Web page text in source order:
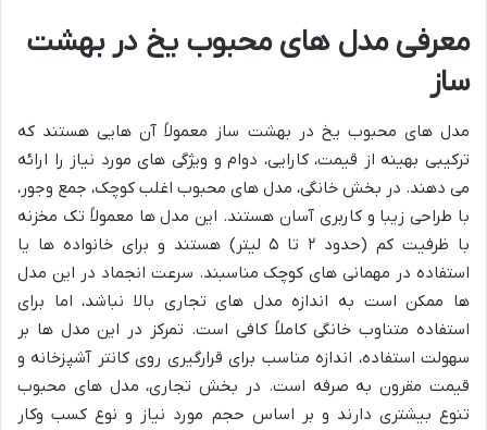
معرفی مدل های محبوب یخ در بهشت
ساز
مدل های محبوب یخ در بهشت ساز معمولاً آن هایی هستند که
ترکیبی بهینه از قیمت، کارایی، دوام و ویژگی های مورد نیاز را ارائه
می دهند. در بخش خانگی، مدل های محبوب اغلب کوچک، جمع وجور،
با طراحی زیبا و کاربری آسان هستند. این مدل ها معمولاً تک مخزنه
با ظرفیت کم (حدود ۲ تا ۵ لیتر) هستند و برای خانواده ها یا
استفاده در مهمانی های کوچک مناسبند. سرعت انجماد در این مدل
ها ممکن است به اندازه مدل های تجاری بالا نباشد، اما برای
استفاده متناوب خانگی کاملاً کافی است. تمرکز در این مدل ها بر
سهولت استفاده، اندازه مناسب برای قرارگیری روی کانتر آشپزخانه و
قیمت مقرون به صرفه است. در بخش تجاری، مدل های محبوب
تنوع بیشتری دارند و بر اساس حجم مورد نیاز و نوع کسب وکار